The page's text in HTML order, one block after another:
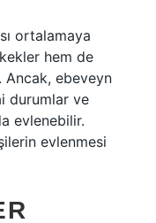
ortalamaya
hem de
Ancak, ebeveyn
durumlar ve
evlenebilir.
evlenmesi